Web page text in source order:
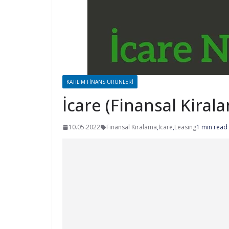
KATILIM FINANS ÜRÜNLERI
İcare (Finansal
10.05.2022 Finansal Kiralama,İcare,Leasing1 min read